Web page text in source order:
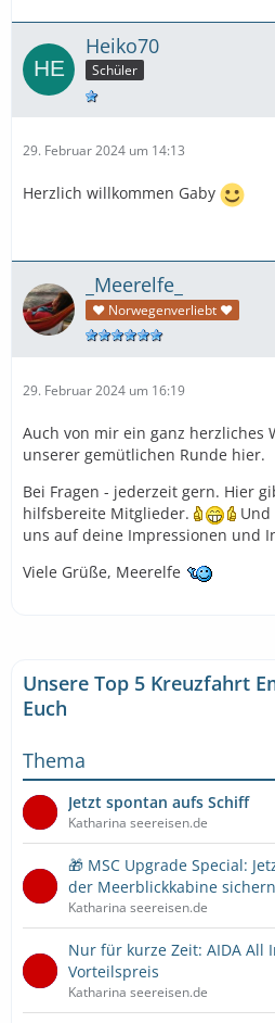
Heiko70
Schüler
29. Februar 2024 um 14:13
Herzlich willkommen Gaby
_Meerelfe_
♥ Norwegenverliebt ♥
29. Februar 2024 um 16:19
Auch von mir ein ganz herzliches
unserer gemütlichen Runde hier.
Bei Fragen - jederzeit gern. Hier
hilfsbereite Mitglieder.
uns auf deine Impressionen und
Viele Grüße, Meerelfe
Unsere Top 5 Kreuzfahrt
Euch
Thema
Jetzt spontan aufs Schiff
Katharina seereisen.de
🎁 MSC Upgrade Special:
der Meerblickkabine sichern
Katharina seereisen.de
Nur für kurze Zeit: AIDA All
Vorteilspreis
Katharina seereisen.de